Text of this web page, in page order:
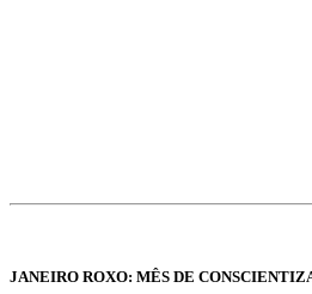
JANEIRO ROXO: MÊS DE